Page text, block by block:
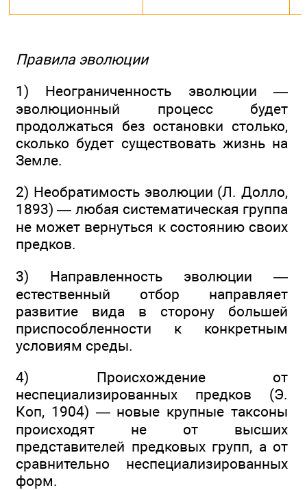
Правила эволюции
1) Неограниченность эволюции —
эволюционный процесс будет
продолжаться без остановки столько,
сколько будет существовать жизнь на
Земле.
2) Необратимость эволюции (Л. Долло,
1893) — любая систематическая группа
не может вернуться к состоянию своих
предков.
3) Направленность эволюции —
естественный отбор направляет
развитие вида в сторону большей
приспособленности к конкретным
условиям среды.
4) Происхождение от
неспециализированных предков (Э.
Коп, 1904) — новые крупные таксоны
происходят не от высших
представителей предковых групп, а от
сравнительно неспециализированных
форм.